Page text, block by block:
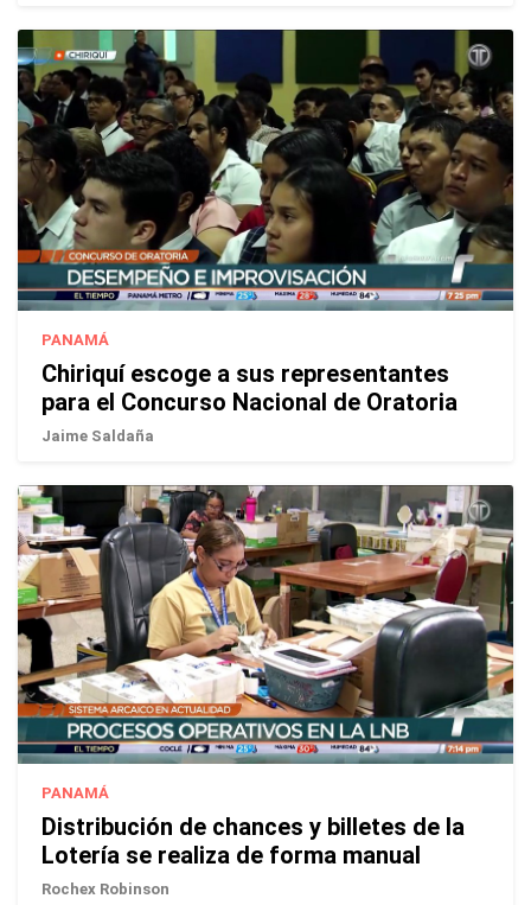
PANAMÁ
Chiriquí escoge a sus representantes
para el Concurso Nacional de Oratoria
Jaime Saldaña
PANAMÁ
Distribución de chances y billetes de la
Lotería se realiza de forma manual
Rochex Robinson